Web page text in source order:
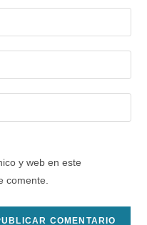
y web en este
comente.